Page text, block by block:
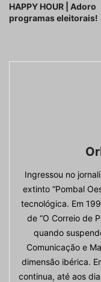
HAPPY HOUR | Adoro
programas eleitorais!
Ingressou no
extinto “Pombal
tecnológica. Em
de “O Correio de
quando
Comunicação e
dimensão ibérica.
continua, até aos